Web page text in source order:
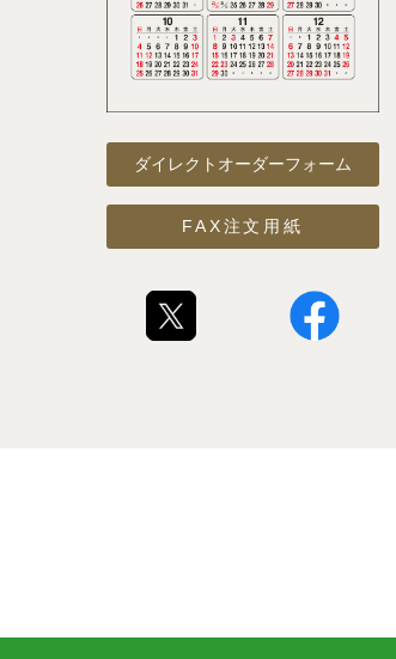
ダイレクトオーダーフォーム
FAX注文用紙